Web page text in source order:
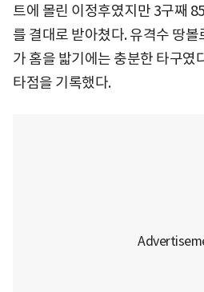
트에 몰린 이정후였지만 3구째
를 결대로 받아쳤다. 유격수 땅
가 홈을 밟기에는 충분한 타구였
타점을 기록했다.